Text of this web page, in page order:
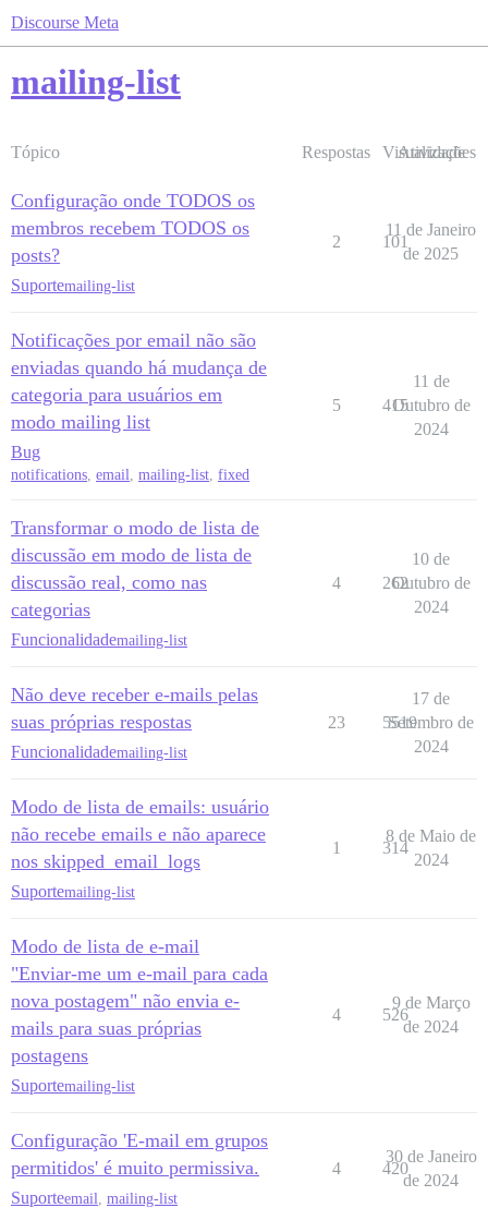
Discourse Meta
mailing-list
Tópico Respostas Visualizações
Atividade
Configuração onde TODOS os
membros recebem TODOS os
posts?
Suportemailing-list
2 101
11 de Janeiro
de 2025
Notificações por email não são
enviadas quando há mudança de
categoria para usuários em
modo mailing list
Bug
notifications, email, mailing-list, fixed
5 415
11 de
Outubro de
2024
Transformar o modo de lista de
discussão em modo de lista de
discussão real, como nas
categorias
Funcionalidademailing-list
4 262
10 de
Outubro de
2024
Não deve receber e-mails pelas
suas próprias respostas
Funcionalidademailing-list
23 5519
17 de
Setembro de
2024
Modo de lista de emails: usuário
não recebe emails e não aparece
nos skipped_email_logs
Suportemailing-list
1 314
8 de Maio de
2024
Modo de lista de e-mail
"Enviar-me um e-mail para cada
nova postagem" não envia e-
mails para suas próprias
postagens
Suportemailing-list
4 526
9 de Março
de 2024
Configuração 'E-mail em grupos
permitidos' é muito permissiva.
Suporteemail mailing-list
4 420
30 de Janeiro
de 2024